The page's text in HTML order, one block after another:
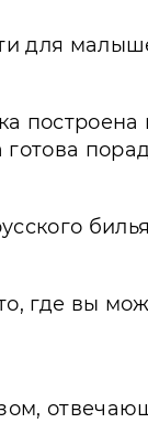
для
готова
где вы